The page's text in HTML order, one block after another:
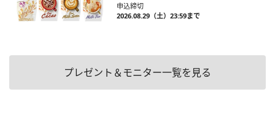
申込締切
2026.08.29（土）23:59まで
プレゼント＆モニター一覧を見る